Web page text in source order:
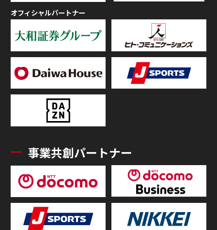
オフィシャルパートナー
事業共創パートナー